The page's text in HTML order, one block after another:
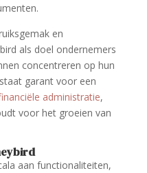
en
als doel ondernemers
concentreren op hun
garant voor een
administratie,
voor het groeien van
aan functionaliteiten,